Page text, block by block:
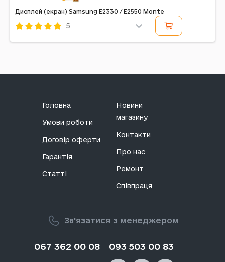
Дисплей (екран) Samsung E2330 / E2550 Monte
5
Зв'язатися з менеджером
067 362 00 08 093 503 00 83
Головна
Умови роботи
Договір оферти
Гарантія
Статті
Новини
магазину
Контакти
Про нас
Ремонт
Співпраця